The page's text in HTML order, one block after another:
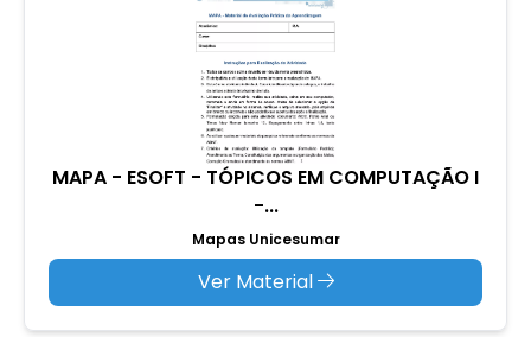
MAPA - ESOFT - TÓPICOS EM COMPUTAÇÃO I
-...
Mapas Unicesumar
Ver Material